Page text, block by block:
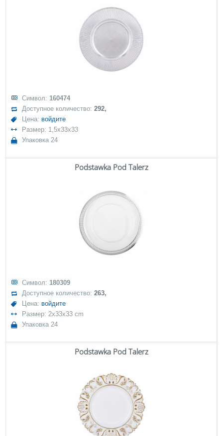
Символ: 160474
Доступное количество:292,
Цена: войдите
Размер: 1,5x33x33
Упаковка 24
Podstawka Pod Talerz
Символ: 180309
Доступное количество:263,
Цена: войдите
Размер: 2x33x33 cm
Упаковка 24
Podstawka Pod Talerz